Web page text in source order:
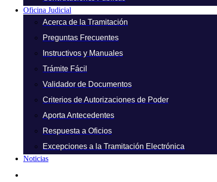
Oficina Judicial
Acerca de la Tramitación
Preguntas Frecuentes
Instructivos y Manuales
Trámite Fácil
Validador de Documentos
Criterios de Autorizaciones de Poder
Aporta Antecedentes
Respuesta a Oficios
Excepciones a la Tramitación Electrónica
Noticias